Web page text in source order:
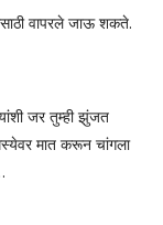
वापरले जाऊ शकते.
जर तुम्ही झुंजत
मात करून चांगला